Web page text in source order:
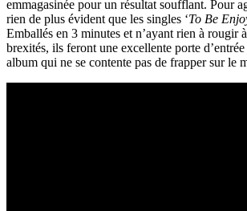
emmagasinée pour un résultat soufflant. Pour
rien de plus évident que les singles ‘To Be
Emballés en 3 minutes et n’ayant rien à rougir
brexités, ils feront une excellente porte d’entrée
album qui ne se contente pas de frapper sur le